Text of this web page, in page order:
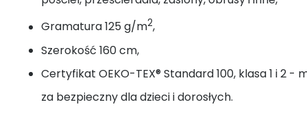
Gramatura 125 g/m2,
Szerokość 160 cm,
Certyfikat OEKO-TEX® Standard 100, klasa 1 i 2 -
za bezpieczny dla dzieci i dorosłych.